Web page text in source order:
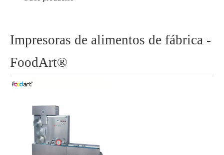
Impresoras de alimentos de fábrica -
FoodArt®